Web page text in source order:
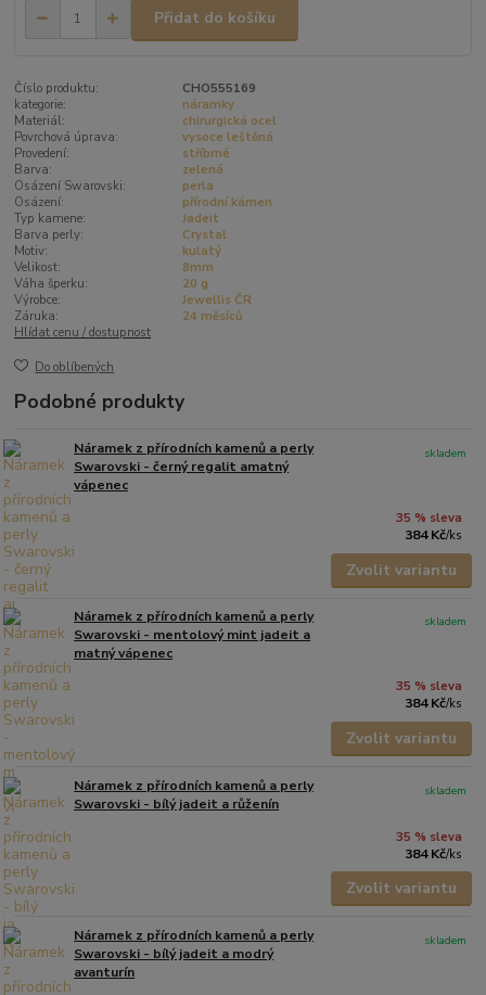
Přidat do košíku
Číslo produktu:
CHO555169
kategorie:
náramky
Materiál:
chirurgická ocel
Povrchová úprava:
vysoce leštěná
Provedení:
stříbrné
Barva:
zelená
Osázení Swarovski:
perla
Osázení:
přírodní kámen
Typ kamene:
Jadeit
Barva perly:
Crystal
Motiv:
kulatý
Velikost:
8mm
Váha šperku:
20 g
Výrobce:
Jewellis ČR
Záruka:
24 měsíců
Hlídat cenu / dostupnost
Do oblíbených
Podobné produkty
Náramek z přírodních kamenů a perly
Swarovski - černý regalit amatný
vápenec
35 % sleva
384 Kč/ks
skladem
Zvolit variantu
Náramek z přírodních kamenů a perly
Swarovski - mentolový mint jadeit a
matný vápenec
35 % sleva
384 Kč/ks
skladem
Zvolit variantu
Náramek z přírodních kamenů a perly
Swarovski - bílý jadeit a růženín
35 % sleva
384 Kč/ks
skladem
Zvolit variantu
Náramek z přírodních kamenů a perly
Swarovski - bílý jadeit a modrý
avanturín
skladem